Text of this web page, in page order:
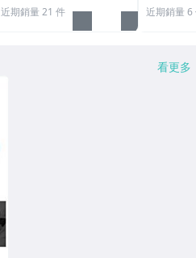
近期銷量 21 件 近期銷量 6
看更多